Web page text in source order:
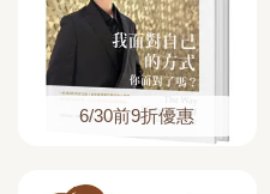
6/30前9折優惠